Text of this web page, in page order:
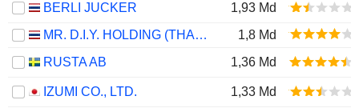
BERLI JUCKER
1,93 Md
MR. D.I.Y. HOLDING (THAILAND)
1,8 Md
RUSTA AB
1,36 Md
IZUMI CO., LTD. 1,33 Md